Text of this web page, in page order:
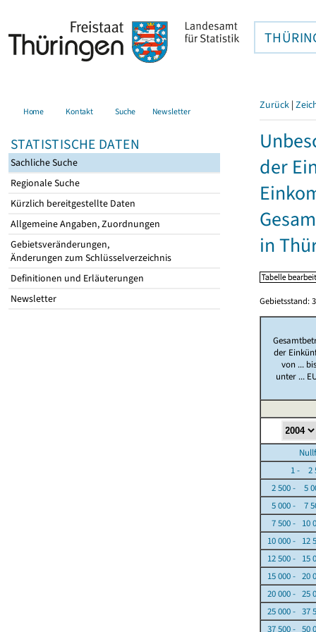
Home Kontakt Suche Newsletter
STATISTISCHE DATEN
Sachliche Suche
Regionale Suche
Kürzlich bereitgestellte Daten
Allgemeine Angaben, Zuordnungen
Gebietsveränderungen,
Änderungen zum Schlüsselverzeichnis
Definitionen und Erläuterungen
Newsletter
Zurück |
der
in
Gebietsstand:
der
von ...
unter ...
1 - 2
2 500 - 5
5 000 - 7
7 500 - 10
10 000 - 12
12 500 - 15
15 000 - 20
20 000 - 25
25 000 - 37
37 500 - 50